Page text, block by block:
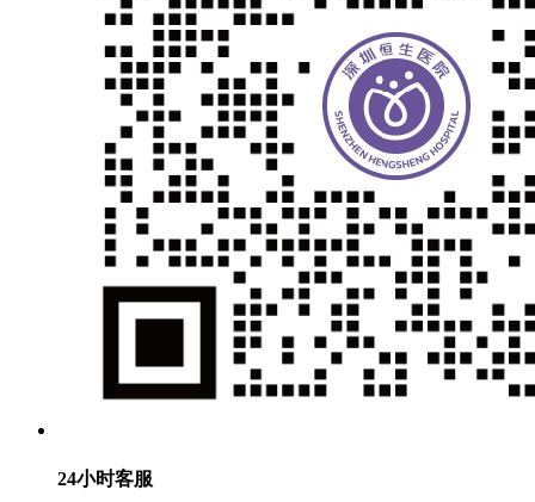
24小时客服